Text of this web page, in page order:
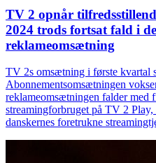
TV 2 opnår
2024 trods fortsat fald i
reklameomsætning
TV 2s omsætning i første kvartal
Abonnementsomsætningen
reklameomsætningen falder med
streamingforbruget på TV 2
danskernes foretrukne